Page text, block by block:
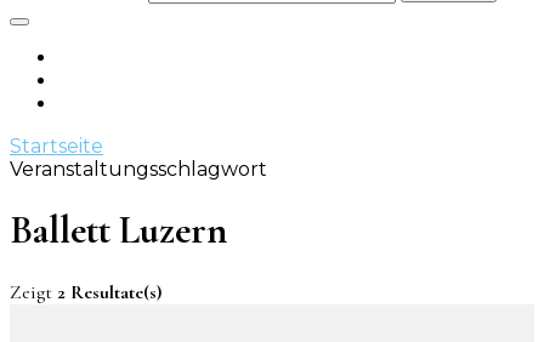
Startseite
Veranstaltungsschlagwort
Ballett Luzern
Zeigt 2 Resultate(s)